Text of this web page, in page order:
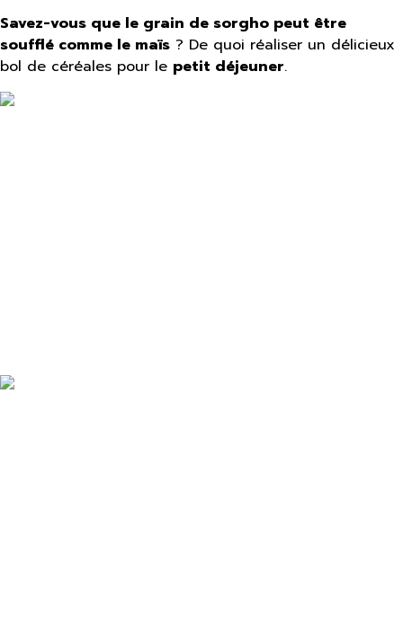
Savez-vous que le grain de sorgho peut être
soufflé comme le maïs ? De quoi réaliser un délicieux
bol de céréales pour le petit déjeuner.